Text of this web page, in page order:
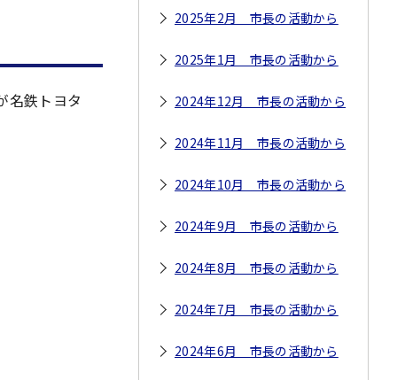
名鉄トヨタ
2025年2月 市長の活動から
2025年1月 市長の活動から
2024年12月 市長の活動から
2024年11月 市長の活動から
2024年10月 市長の活動から
2024年9月 市長の活動から
2024年8月 市長の活動から
2024年7月 市長の活動から
2024年6月 市長の活動から